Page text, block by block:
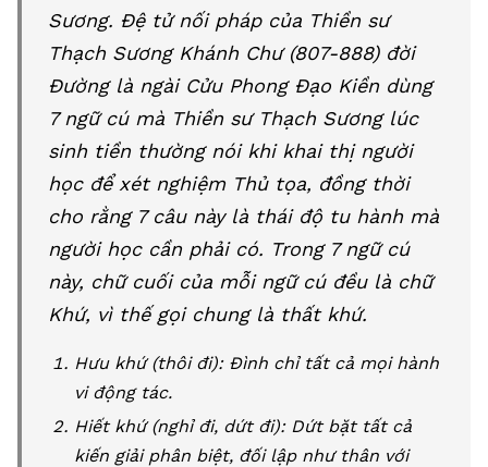
Sương. Đệ tử nối pháp của Thiền sư
Thạch Sương Khánh Chư (807-888) đời
Đường là ngài Cửu Phong Đạo Kiền dùng
7 ngữ cú mà Thiền sư Thạch Sương lúc
sinh tiền thường nói khi khai thị người
học để xét nghiệm Thủ tọa, đồng thời
cho rằng 7 câu này là thái độ tu hành mà
người học cần phải có. Trong 7 ngữ cú
này, chữ cuối của mỗi ngữ cú đều là chữ
Khứ, vì thế gọi chung là thất khứ.
Hưu khứ (thôi đi): Đình chỉ tất cả mọi hành
vi động tác.
Hiết khứ (nghỉ đi, dứt đi): Dứt bặt tất cả
kiến giải phân biệt, đối lập như thân với